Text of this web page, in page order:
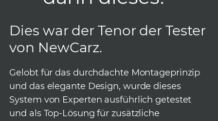
Dies war der Tenor der Tester
von NewCarz.
Gelobt für das durchdachte Montageprinzip
und das elegante Design, wurde dieses
System von Experten ausführlich getestet
und als Top-Lösung für zusätzliche